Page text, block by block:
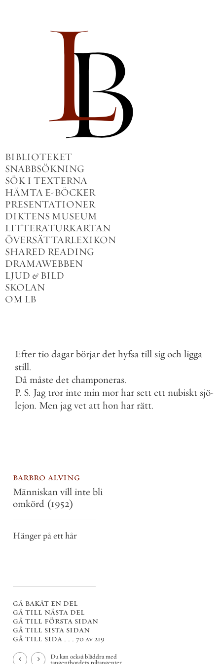
BIBLIOTEKET
SNABBSÖKNING
SÖK I TEXTERNA
HÄMTA E-BÖCKER
PRESENTATIONER
DIKTENS MUSEUM
LITTERATURKARTAN
ÖVERSÄTTARLEXIKON
SHARED READING
DRAMAWEBBEN
LJUD & BILD
SKOLAN
OM LB
Efter tio dagar börjar det hyfsa till sig och ligga
still.
Då måste det champoneras.
P. S. Jag tror inte min mor har sett ett nubiskt sjö-
lejon. Men jag vet att hon har rätt.
barbro alving
Människan vill inte bli
omkörd (1952)
Hänger på ett hår
gå bakåt en del
gå till nästa del
gå till första sidan
gå till sista sidan
gå till sida . . . 70 av 219
Du kan också bläddra med
tangentbordets piltangenter.